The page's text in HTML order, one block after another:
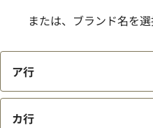
または、ブランド名を
ア行
カ行